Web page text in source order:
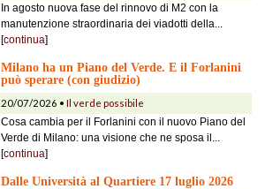
In agosto nuova fase del rinnovo di M2 con la
manutenzione straordinaria dei viadotti della...
[continua]
Milano ha un Piano del Verde. E il Forlanini
può sperare (con giudizio)
20/07/2026 • Il verde possibile
Cosa cambia per il Forlanini con il nuovo Piano del
Verde di Milano: una visione che ne sposa il...
[continua]
Dalle Università al Quartiere 17 luglio 2026